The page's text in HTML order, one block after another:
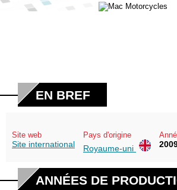
EN BREF
Site web
Site international
Pays d'origine
Royaume-uni
ANNÉES DE